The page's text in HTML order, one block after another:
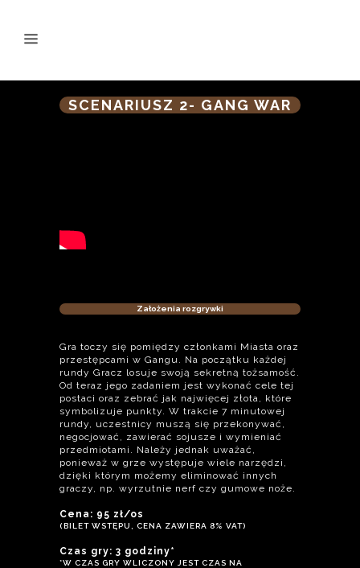
SCENARIUSZ 2- GANG WAR
Założenia rozgrywki
Gra toczy się pomiędzy członkami Miasta oraz
przestępcami w Gangu. Na początku każdej
rundy Gracz losuje swoją sekretną tożsamość.
Od teraz jego zadaniem jest wykonać cele tej
postaci oraz zebrać jak najwięcej złota, które
symbolizuje punkty. W trakcie 7 minutowej
rundy, uczestnicy muszą się przekonywać,
negocjować, zawierać sojusze i wymieniać
przedmiotami. Należy jednak uważać,
ponieważ w grze występuje wiele narzędzi,
dzięki którym możemy eliminować innych
graczy, np. wyrzutnie nerf czy gumowe noże.
Cena: 95 zł/os
(BILET WSTĘPU, CENA ZAWIERA 8% VAT)
Czas gry: 3 godziny*
*W CZAS GRY WLICZONY JEST CZAS NA